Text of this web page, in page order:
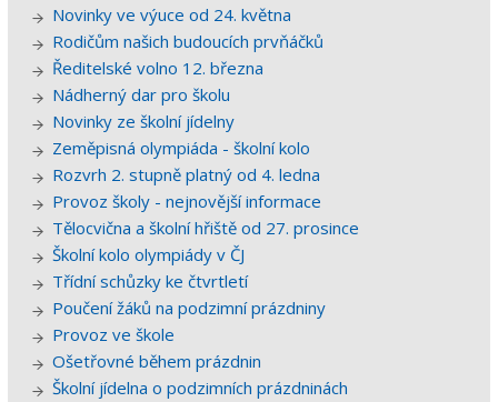
Novinky ve výuce od 24. května
Rodičům našich budoucích prvňáčků
Ředitelské volno 12. března
Nádherný dar pro školu
Novinky ze školní jídelny
Zeměpisná olympiáda - školní kolo
Rozvrh 2. stupně platný od 4. ledna
Provoz školy - nejnovější informace
Tělocvična a školní hřiště od 27. prosince
Školní kolo olympiády v ČJ
Třídní schůzky ke čtvrtletí
Poučení žáků na podzimní prázdniny
Provoz ve škole
Ošetřovné během prázdnin
Školní jídelna o podzimních prázdninách